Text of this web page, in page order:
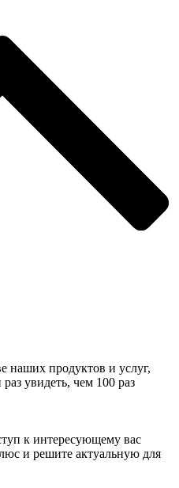
наших продуктов и услуг,
увидеть, чем 100 раз
к интересующему вас
и решите актуальную для